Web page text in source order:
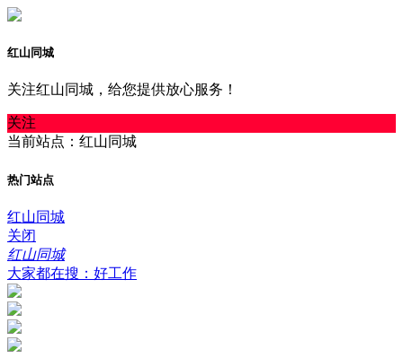
红山同城
关注红山同城，给您提供放心服务！
关注
当前站点：红山同城
热门站点
红山同城
关闭
红山同城
大家都在搜：好工作